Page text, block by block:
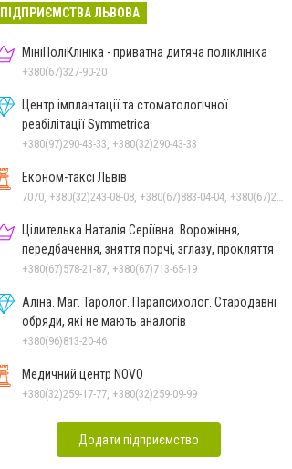
ПІДПРИЄМСТВА ЛЬВОВА
МініПоліКлініка - приватна дитяча поліклініка
+380(67)327-90-20
Центр імплантації та стоматологічної
реабілітації Symmetrica
+380(97)290-43-33, +380(32)290-43-33
Економ-таксі Львів
Цілителька Наталія Серіївна. Ворожіння,
передбачення, зняття порчі, зглазу, прокляття
+380(67)578-21-87, +380(67)713-65-19
Аліна. Маг. Таролог. Парапсихолог. Стародавні
обряди, які не мають аналогів
+380(96)813-20-46
Медичний центр NOVO
+380(32)259-17-77, +380(32)259-09-99
Додати підприємство